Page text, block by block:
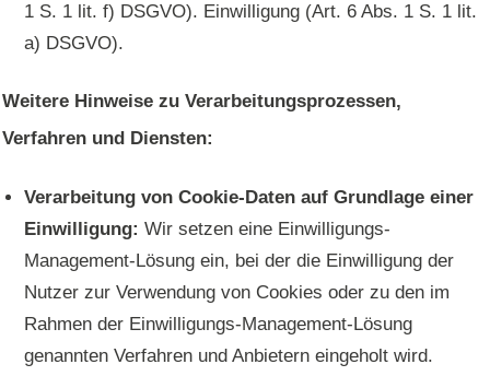
1 S. 1 lit. f) DSGVO). Einwilligung (Art. 6 Abs. 1 S. 1 lit.
a) DSGVO).
Weitere Hinweise zu Verarbeitungsprozessen,
Verfahren und Diensten:
Verarbeitung von Cookie-Daten auf Grundlage einer
Einwilligung: Wir setzen eine Einwilligungs-
Management-Lösung ein, bei der die Einwilligung der
Nutzer zur Verwendung von Cookies oder zu den im
Rahmen der Einwilligungs-Management-Lösung
genannten Verfahren und Anbietern eingeholt wird.